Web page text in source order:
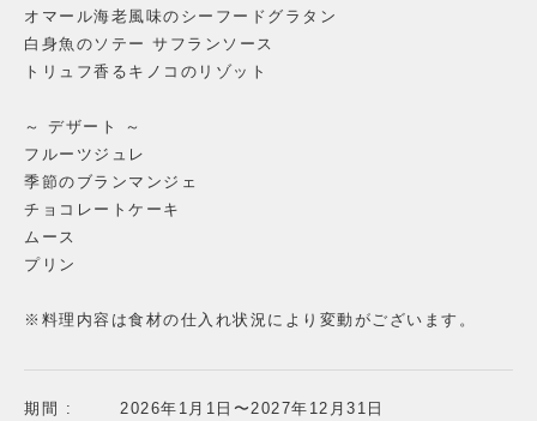
期間 : 2026年1月1日〜2027年12月31日
オマール海老風味のシーフードグラタン
白身魚のソテー サフランソース
トリュフ香るキノコのリゾット
～ デザート ～
フルーツジュレ
季節のブランマンジェ
チョコレートケーキ
ムース
プリン
※料理内容は食材の仕入れ状況により変動がございます。